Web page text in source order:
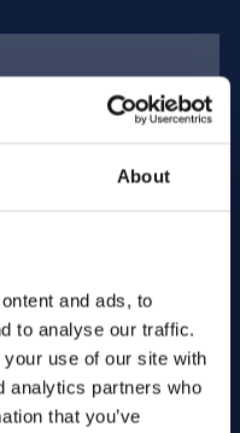
About
and ads, to
to analyse our traffic.
use of our site with
analytics partners who
that you’ve